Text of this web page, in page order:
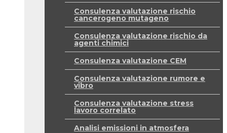
Consulenza valutazione rischio
cancerogeno mutageno
Consulenza valutazione rischio da
agenti chimici
Consulenza valutazione CEM
Consulenza valutazione rumore e
vibro
Consulenza valutazione stress
lavoro correlato
Analisi emissioni in atmosfera